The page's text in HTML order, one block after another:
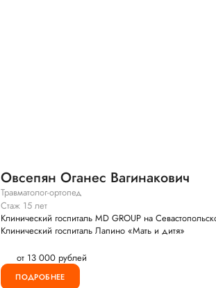
Овсепян Оганес Вагинакович
Травматолог-ортопед
Стаж 15 лет
Клинический госпиталь MD GROUP на
Клинический госпиталь Лапино «Мать и дитя»
от 13 000 рублей
ПОДРОБНЕЕ